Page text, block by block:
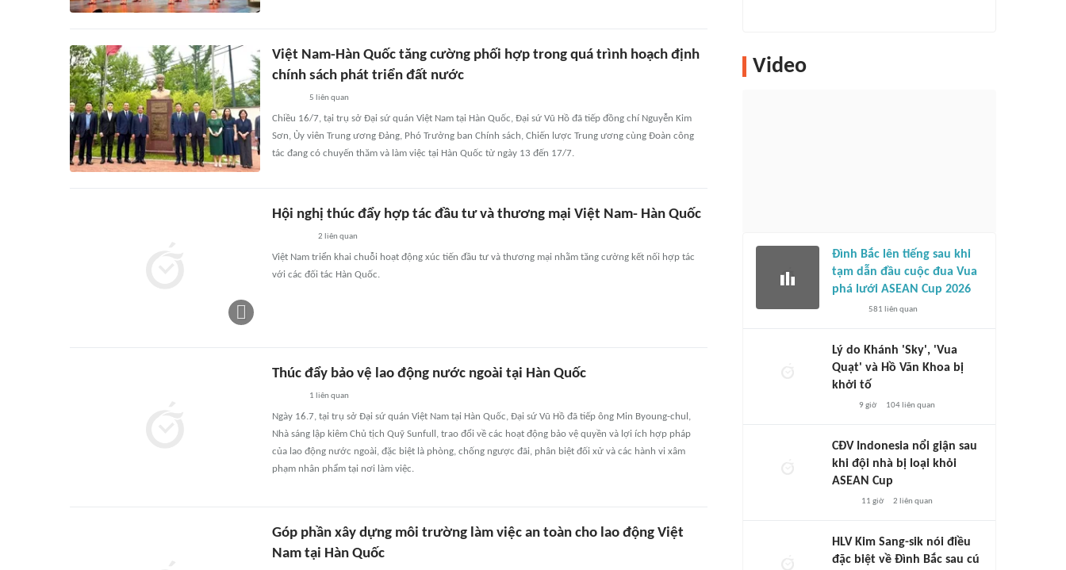
Việt Nam-Hàn Quốc tăng cường phối hợp trong quá trình hoạch định
chính sách phát triển đất nước
5 liên quan
Chiều 16/7, tại trụ sở Đại sứ quán Việt Nam tại Hàn Quốc, Đại sứ Vũ Hồ đã tiếp đồng chí Nguyễn Kim
Sơn, Ủy viên Trung ương Đảng, Phó Trưởng ban Chính sách, Chiến lược Trung ương cùng Đoàn công
tác đang có chuyến thăm và làm việc tại Hàn Quốc từ ngày 13 đến 17/7.
Hội nghị thúc đẩy hợp tác đầu tư và thương mại Việt Nam- Hàn Quốc
2 liên quan
Việt Nam triển khai chuỗi hoạt động xúc tiến đầu tư và thương mại nhằm tăng cường kết nối hợp tác
với các đối tác Hàn Quốc.
Thúc đẩy bảo vệ lao động nước ngoài tại Hàn Quốc
1 liên quan
Ngày 16.7, tại trụ sở Đại sứ quán Việt Nam tại Hàn Quốc, Đại sứ Vũ Hồ đã tiếp ông Min Byoung-chul,
Nhà sáng lập kiêm Chủ tịch Quỹ Sunfull, trao đổi về các hoạt động bảo vệ quyền và lợi ích hợp pháp
của lao động nước ngoài, đặc biệt là phòng, chống ngược đãi, phân biệt đối xử và các hành vi xâm
phạm nhân phẩm tại nơi làm việc.
Góp phần xây dựng môi trường làm việc an toàn cho lao động Việt
Nam tại Hàn Quốc
Video
Đình Bắc lên tiếng sau khi
tạm dẫn đầu cuộc đua Vua
phá lưới ASEAN Cup 2026
581 liên quan
Lý do Khánh 'Sky', 'Vua
Quạt' và Hồ Văn Khoa bị
khởi tố
9 giờ 104liên quan
CĐV Indonesia nổi giận sau
khi đội nhà bị loại khỏi
ASEAN Cup
11 giờ 2 liên quan
HLV Kim Sang-sik nói điều
đặc biệt về Đình Bắc sau cú